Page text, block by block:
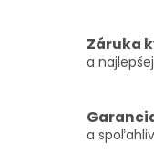
Záruka
a
a